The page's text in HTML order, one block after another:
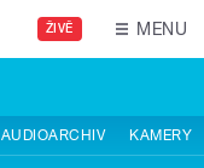
ŽIVĚ MENU
AUDIOARCHIV KAMERY